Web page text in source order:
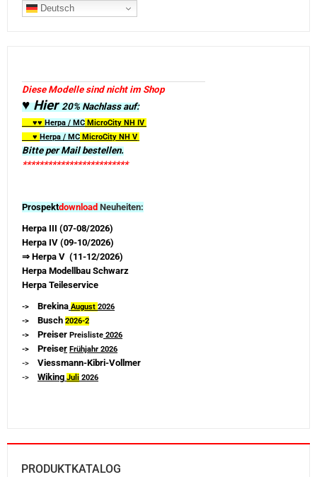
Deutsch
Diese Modelle sind nicht im Shop
♥ Hier20% Nachlass auf:
♥♥ Herpa / MC MicroCity NH IV
♥ Herpa / MC MicroCity NH V
Bitte per Mail bestellen.
*************************
Prospektdownload Neuheiten:
Herpa III (07-08/2026)
Herpa IV (09-10/2026)
⇒ Herpa V (11-12/2026)
Herpa Modellbau Schwarz
Herpa Teileservice
-> Brekina August 2026
-> Busch 2026-2
-> Preiser Preisliste 2026
-> Preiser Frühjahr 2026
-> Viessmann-Kibri-Vollmer
-> Wiking Juli 2026
PRODUKTKATALOG